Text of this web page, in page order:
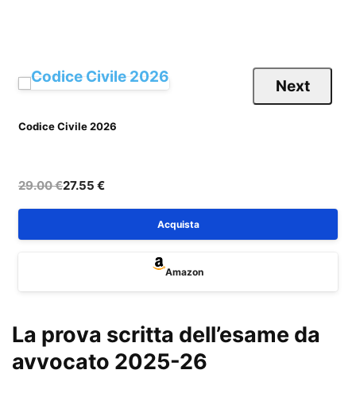
Codice Civile 2026
29.00 €27.55 €
Acquista
Amazon
Next
La prova scritta dell’esame da
avvocato 2025-26